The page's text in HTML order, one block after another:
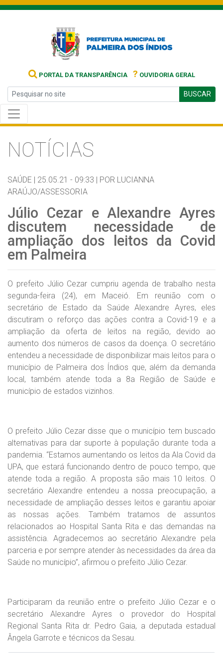
PORTAL DA TRANSPARÊNCIA ? OUVIDORIA GERAL
BUSCAR
NOTÍCIAS
SAÚDE | 25.05.21 - 09:33 | POR LUCIANNA
ARAÚJO/ASSESSORIA
Júlio Cezar e Alexandre Ayres
discutem necessidade de
ampliação dos leitos da Covid
em Palmeira
O prefeito Júlio Cezar cumpriu agenda de trabalho nesta
segunda-feira (24), em Maceió. Em reunião com o
secretário de Estado da Saúde Alexandre Ayres, eles
discutiram o reforço das ações contra a Covid-19 e a
ampliação da oferta de leitos na região, devido ao
aumento dos números de casos da doença. O secretário
entendeu a necessidade de disponibilizar mais leitos para o
município de Palmeira dos Índios que, além da demanda
local, também atende toda a 8a Região de Saúde e
município de estados vizinhos.
O prefeito Júlio Cezar disse que o município tem buscado
alternativas para dar suporte à população durante toda a
pandemia. “Estamos aumentando os leitos da Ala Covid da
UPA, que estará funcionando dentro de pouco tempo, que
atende toda a região. A proposta são mais 10 leitos. O
secretário Alexandre entendeu a nossa preocupação, a
necessidade de ampliação desses leitos e garantiu apoiar
as nossas ações. Também tratamos de assuntos
relacionados ao Hospital Santa Rita e das demandas na
assistência. Agradecemos ao secretário Alexandre pela
parceria e por sempre atender às necessidades da área da
Saúde no município”, afirmou o prefeito Júlio Cezar.
Participaram da reunião entre o prefeito Júlio Cezar e o
secretário Alexandre Ayres o provedor do Hospital
Regional Santa Rita dr. Pedro Gaia, a deputada estadual
Ângela Garrote e técnicos da Sesau.